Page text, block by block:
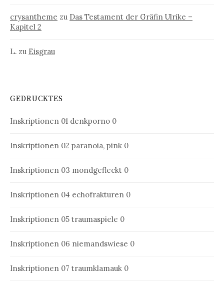
crysantheme zu Das Testament der Gräfin Ulrike –
Kapitel 2
L. zu Eisgrau
GEDRUCKTES
Inskriptionen 01 denkporno 0
Inskriptionen 02 paranoia, pink 0
Inskriptionen 03 mondgefleckt 0
Inskriptionen 04 echofrakturen 0
Inskriptionen 05 traumaspiele 0
Inskriptionen 06 niemandswiese 0
Inskriptionen 07 traumklamauk 0